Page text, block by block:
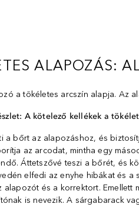
ALAPOZÁS:
a tökéletes arcszín alapja. Az
A kötelező kellékek a
a bőrt az alapozáshoz, és
az arcodat, mintha egy
Áttetszővé teszi a bőrét, és
elfedi az enyhe hibákat és a
és a korrektort. Emellett
is nevezik. A sárgabarack